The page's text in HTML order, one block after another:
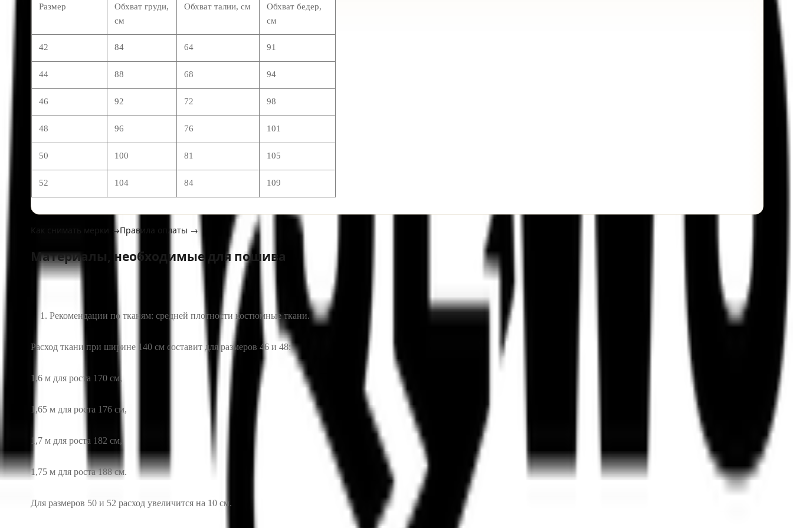
Размер
Обхват груди,
см
Обхват талии, см
Обхват бедер,
см
42 84 64 91
44 88 68 94
46 92 72 98
48 96 76 101
50 100 81 105
52 104 84 109
Как снимать мерки →Правила оплаты →
Материалы, необходимые для пошива
Рекомендации по тканям: средней плотности костюмные ткани.
Расход ткани при ширине 140 см составит для размеров 46 и 48:
1,6 м для роста 170 см,
1,65 м для роста 176 см,
1,7 м для роста 182 см,
1,75 м для роста 188 см.
Для размеров 50 и 52 расход увеличится на 10 см.